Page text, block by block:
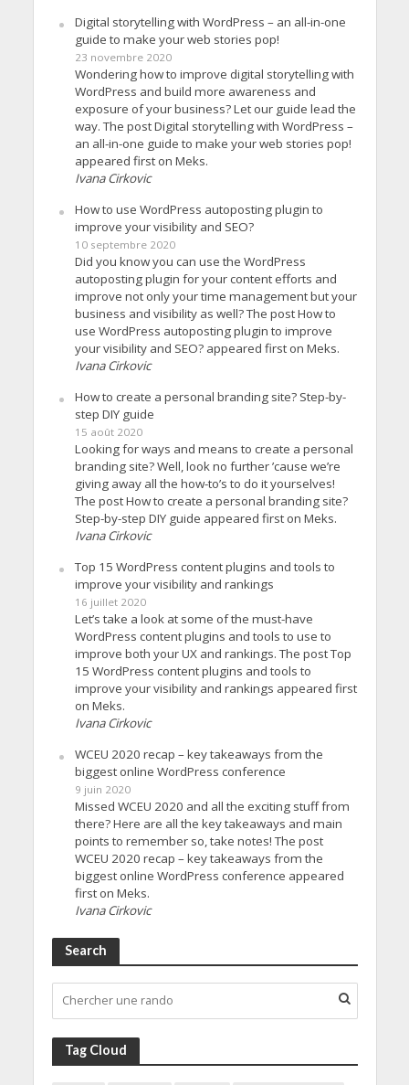
Digital storytelling with WordPress – an all-in-one
guide to make your web stories pop!
23 novembre 2020
Wondering how to improve digital storytelling with
WordPress and build more awareness and
exposure of your business? Let our guide lead the
way. The post Digital storytelling with WordPress –
an all-in-one guide to make your web stories pop!
appeared first on Meks.
Ivana Cirkovic
How to use WordPress autoposting plugin to
improve your visibility and SEO?
10 septembre 2020
Did you know you can use the WordPress
autoposting plugin for your content efforts and
improve not only your time management but your
business and visibility as well? The post How to
use WordPress autoposting plugin to improve
your visibility and SEO? appeared first on Meks.
Ivana Cirkovic
How to create a personal branding site? Step-by-
step DIY guide
15 août 2020
Looking for ways and means to create a personal
branding site? Well, look no further ’cause we’re
giving away all the how-to’s to do it yourselves!
The post How to create a personal branding site?
Step-by-step DIY guide appeared first on Meks.
Ivana Cirkovic
Top 15 WordPress content plugins and tools to
improve your visibility and rankings
16 juillet 2020
Let’s take a look at some of the must-have
WordPress content plugins and tools to use to
improve both your UX and rankings. The post Top
15 WordPress content plugins and tools to
improve your visibility and rankings appeared first
on Meks.
Ivana Cirkovic
WCEU 2020 recap – key takeaways from the
biggest online WordPress conference
9 juin 2020
Missed WCEU 2020 and all the exciting stuff from
there? Here are all the key takeaways and main
points to remember so, take notes! The post
WCEU 2020 recap – key takeaways from the
biggest online WordPress conference appeared
first on Meks.
Ivana Cirkovic
Search
Tag Cloud